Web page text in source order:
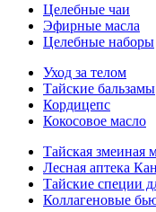
Целебные чаи
Эфирные масла
Целебные наборы
Уход за телом
Тайские бальзамы
Кордицепс
Кокосовое масло
Тайская змеиная
Лесная аптека
Тайские специи
Коллагеновые